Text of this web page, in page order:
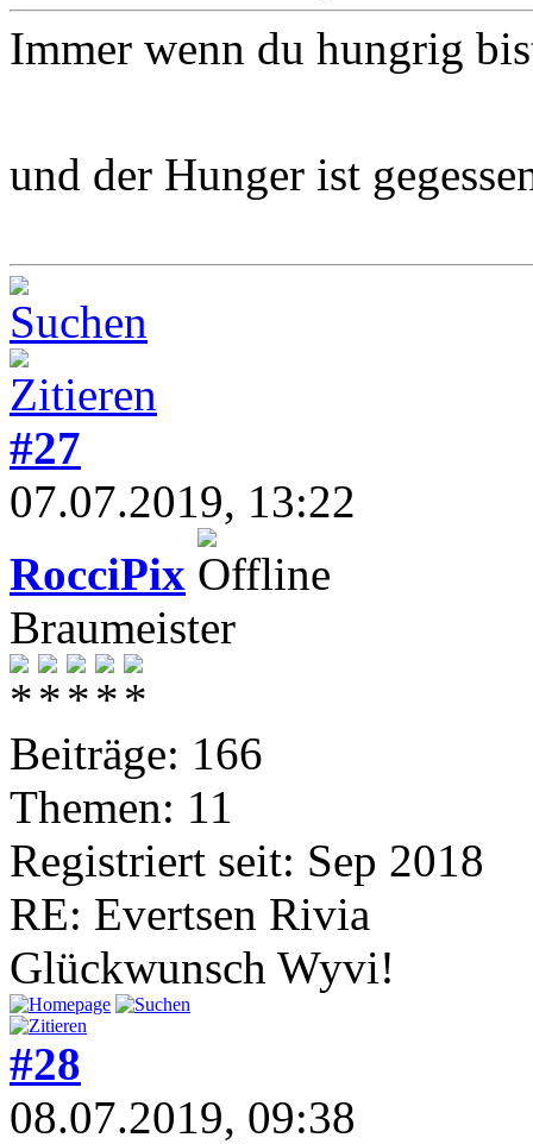
Immer wenn du hungrig
und der Hunger ist
#27
07.07.2019, 13:22
RocciPix
Braumeister
Beiträge: 166
Themen: 11
Registriert seit: Sep 2018
RE: Evertsen Rivia
Glückwunsch Wyvi!
#28
08.07.2019, 09:38